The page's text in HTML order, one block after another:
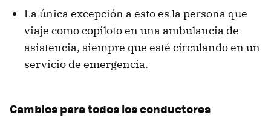
La única excepción a esto es la persona que
viaje como copiloto en una ambulancia de
asistencia, siempre que esté circulando en un
servicio de emergencia.
Cambios para todos los conductores